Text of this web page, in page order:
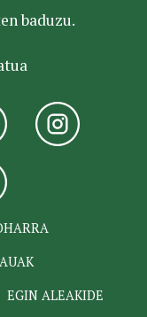
baduzu.
EGIN ALEAKIDE